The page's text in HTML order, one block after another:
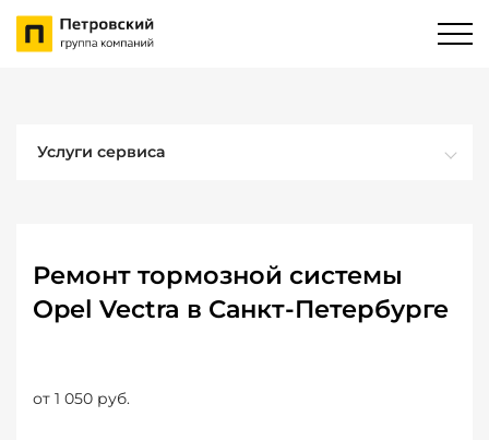
Услуги сервиса
Ремонт тормозной системы
Opel Vectra в Санкт-Петербурге
от 1 050 руб.